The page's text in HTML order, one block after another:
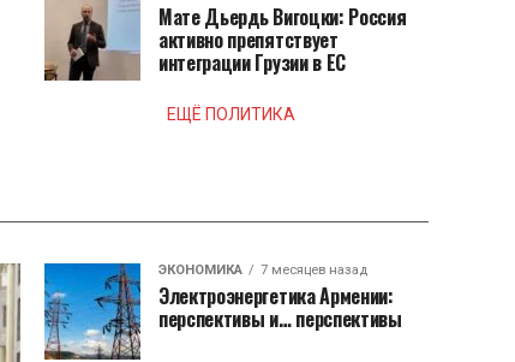
Мате Дьердь Вигоцки: Россия
активно препятствует
интеграции Грузии в ЕС
ЕЩЁ ПОЛИТИКА
ЭКОНОМИКА 7 месяцев назад
Электроэнергетика Армении:
перспективы и… перспективы